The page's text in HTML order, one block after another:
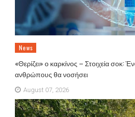
News
«Θερίζει» ο καρκίνος – Στοιχεία σοκ:
ανθρώπους θα νοσήσει
August 07, 2026